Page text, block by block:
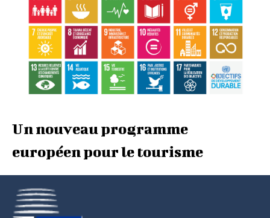
Un nouveau programme
européen pour le tourisme